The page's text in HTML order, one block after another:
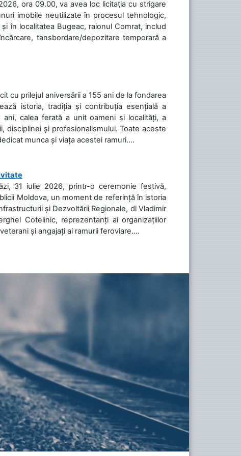
ora 09.00, va avea loc licitaţia cu strigare
imobile neutilizate în procesul tehnologic,
în localitatea Bugeac, raionul Comrat, includ
tansbordare/depozitare temporară a
cu prilejul aniversării a 155 ani de la fondarea
istoria, tradiția și contribuția esențială a
calea ferată a unit oameni și localități, a
disciplinei și profesionalismului. Toate aceste
munca și viața acestei ramuri....
31 iulie 2026, printr-o ceremonie festivă,
Moldova, un moment de referință în istoria
și Dezvoltării Regionale, dl Vladimir
Cotelinic, reprezentanți ai organizațiilor
și angajați ai ramurii feroviare....